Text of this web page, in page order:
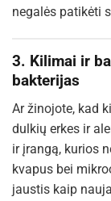
negalės patikėti
3. Kilimai ir
bakterijas
Ar žinojote, kad
dulkių erkes ir
ir įrangą, kurios
kvapus bei
jaustis kaip